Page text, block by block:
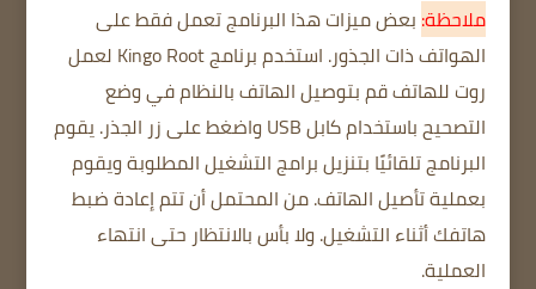
ملاحظة: بعض ميزات هذا البرنامج تعمل فقط على
الهواتف ذات الجذور. استخدمبرنامج Kingo Root
لعمل
روت للهاتفقم بتوصيل الهاتف بالنظام في وضع
التصحيح باستخدام كابل USB واضغط على زر الجذر.
يقوم
البرنامج تلقائيًا بتنزيل برامج التشغيل المطلوبة ويقوم
بعملية تأصيل الهاتف.من المحتمل أن تتم إعادة ضبط
هاتفك أثناء التشغيل. ولا بأس بالانتظار حتى انتهاء
العملية.